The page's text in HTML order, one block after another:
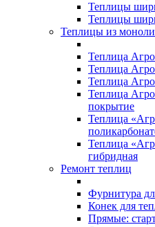
Теплицы
Теплицы
Теплицы из
Теплица
Теплица
Теплица
Теплица
покрытие
Теплица
Теплица
гибридная
Ремонт теплиц
Фурнитура
Конек для
Прямые: